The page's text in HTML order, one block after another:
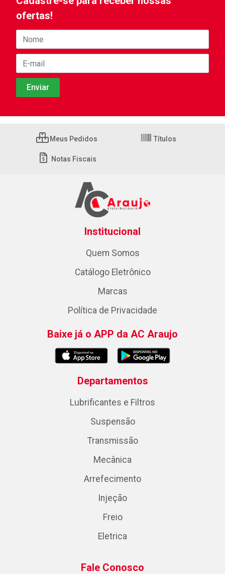
ofertas!
Meus Pedidos Títulos
Notas Fiscais
Institucional
Quem Somos
Catálogo Eletrônico
Marcas
Política de Privacidade
Baixe já o APP da AC Araujo
Departamentos
Lubrificantes e Filtros
Suspensão
Transmissão
Mecânica
Arrefecimento
Injeção
Freio
Eletrica
Fale Conosco